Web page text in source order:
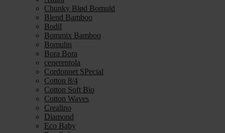
Chunky Blød Bomuld
Blend Bamboo
Bodil
Bommix Bamboo
Bomulin
Bora Bora
cenerentola
Cordonnet SPecial
Cotton 8/4
Cotton Soft Bio
Cotton Waves
Crealino
Diamond
Eco Baby